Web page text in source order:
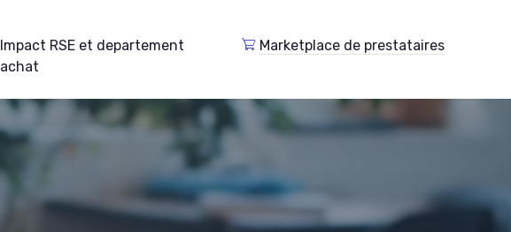
Impact RSE et departement
achat
Marketplace de prestataires